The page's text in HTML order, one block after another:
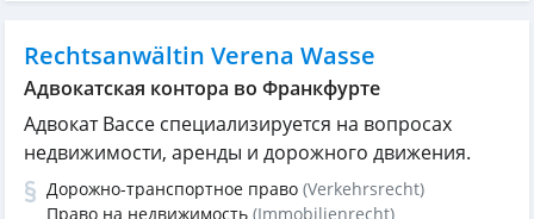
Rechtsanwältin Verena Wasse
Адвокатская контора во Франкфурте
Адвокат Вассе специализируется на вопросах
недвижимости, аренды и дорожного движения.
Дорожно-транспортное право (Verkehrsrecht)
Право на недвижимость (Immobilienrecht)